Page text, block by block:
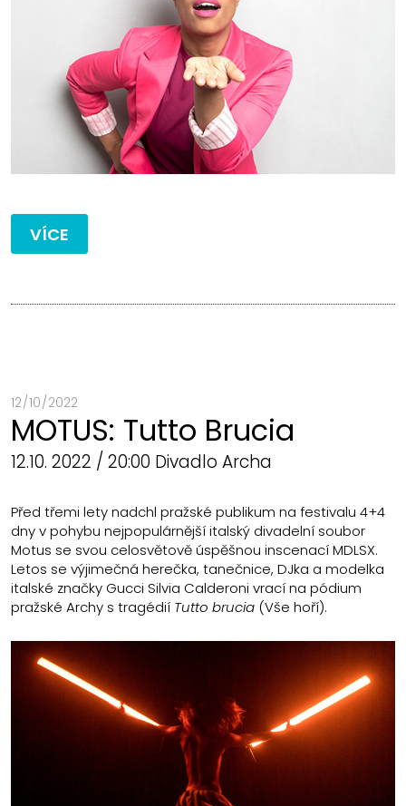
VÍCE
12 / 10 / 2022
MOTUS: Tutto Brucia
12.10. 2022 / 20:00 Divadlo Archa
Před třemi lety nadchl pražské publikum na festivalu 4+4
dny v pohybu nejpopulárnější italský divadelní soubor
Motus se svou celosvětově úspěšnou inscenací MDLSX.
Letos se výjimečná herečka, tanečnice, DJka a modelka
italské značky Gucci Silvia Calderoni vrací na pódium
pražské Archy s tragédií Tutto brucia (Vše hoří).